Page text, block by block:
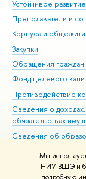
Мы
НИУ ВШЭ и
Устойчивое
Преподаватели и
Корпуса и
Закупки
Обращения
Фонд целевого
Противодействие
Сведения о
обязательствах
Сведения об
Людям с
Единая платежная